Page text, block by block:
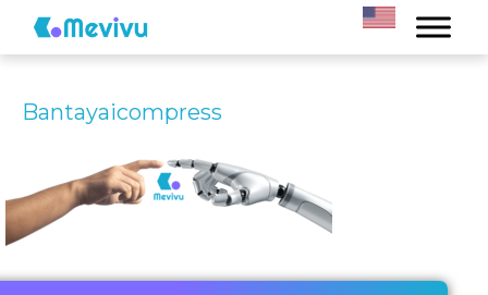
Bantayaicompress